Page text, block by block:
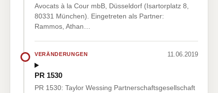
Avocats à la Cour mbB, Düsseldorf (Isartorplatz 8,
80331 München). Eingetreten als Partner:
Rammos, Athan…
VERÄNDERUNGEN 11.06.2019
PR 1530
PR 1530: Taylor Wessing Partnerschaftsgesellschaft